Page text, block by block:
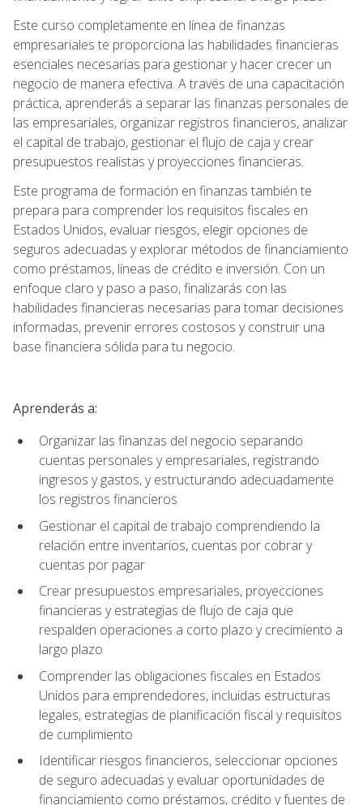
Este curso completamente en línea de finanzas
empresariales te proporciona las habilidades financieras
esenciales necesarias para gestionar y hacer crecer un
negocio de manera efectiva. A través de una capacitación
práctica, aprenderás a separar las finanzas personales de
las empresariales, organizar registros financieros, analizar
el capital de trabajo, gestionar el flujo de caja y crear
presupuestos realistas y proyecciones financieras.
Este programa de formación en finanzas también te
prepara para comprender los requisitos fiscales en
Estados Unidos, evaluar riesgos, elegir opciones de
seguros adecuadas y explorar métodos de financiamiento
como préstamos, líneas de crédito e inversión. Con un
enfoque claro y paso a paso, finalizarás con las
habilidades financieras necesarias para tomar decisiones
informadas, prevenir errores costosos y construir una
base financiera sólida para tu negocio.
Aprenderás a:
Organizar las finanzas del negocio separando
cuentas personales y empresariales, registrando
ingresos y gastos, y estructurando adecuadamente
los registros financieros
Gestionar el capital de trabajo comprendiendo la
relación entre inventarios, cuentas por cobrar y
cuentas por pagar
Crear presupuestos empresariales, proyecciones
financieras y estrategias de flujo de caja que
respalden operaciones a corto plazo y crecimiento a
largo plazo
Comprender las obligaciones fiscales en Estados
Unidos para emprendedores, incluidas estructuras
legales, estrategias de planificación fiscal y requisitos
de cumplimiento
Identificar riesgos financieros, seleccionar opciones
de seguro adecuadas y evaluar oportunidades de
financiamiento como préstamos, crédito y fuentes de